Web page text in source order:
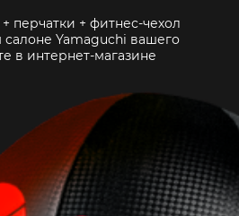
+ перчатки + фитнес-чехол
Yamaguchi вашего
в интернет-магазине